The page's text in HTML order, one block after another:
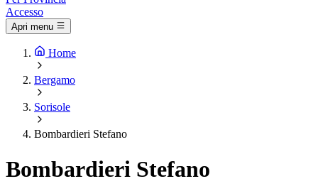
Accesso
Apri menu
Home
Bergamo
Sorisole
Bombardieri Stefano
Bombardieri Stefano